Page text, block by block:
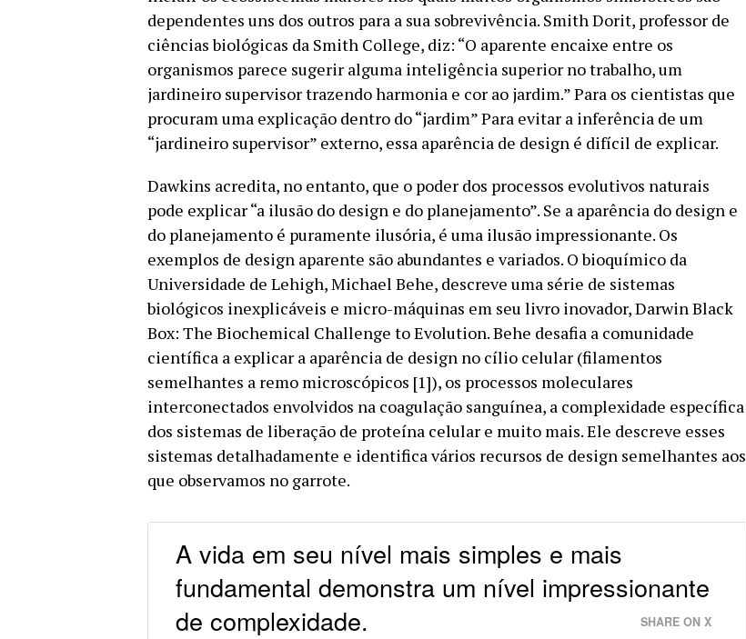
dependentes uns dos outros para a sua sobrevivência. Smith Dorit, professor de
ciências biológicas da Smith College, diz: “O aparente encaixe entre os
organismos parece sugerir alguma inteligência superior no trabalho, um
jardineiro supervisor trazendo harmonia e cor ao jardim.” Para os cientistas que
procuram uma explicação dentro do “jardim” Para evitar a inferência de um
“jardineiro supervisor” externo, essa aparência de design é difícil de explicar.
Dawkins acredita, no entanto, que o poder dos processos evolutivos naturais
pode explicar “a ilusão do design e do planejamento”. Se a aparência do design e
do planejamento é puramente ilusória, é uma ilusão impressionante. Os
exemplos de design aparente são abundantes e variados. O bioquímico da
Universidade de Lehigh, Michael Behe, descreve uma série de sistemas
biológicos inexplicáveis e micro-máquinas em seu livro inovador, Darwin Black
Box: The Biochemical Challenge to Evolution. Behe desafia a comunidade
científica a explicar a aparência de design no cílio celular (filamentos
semelhantes a remo microscópicos [1]), os processos moleculares
interconectados envolvidos na coagulação sanguínea, a complexidade específica
dos sistemas de liberação de proteína celular e muito mais. Ele descreve esses
sistemas detalhadamente e identifica vários recursos de design semelhantes aos
que observamos no garrote.
A vida em seu nível mais simples e mais
fundamental demonstra um nível impressionante
de complexidade.
SHARE ON X